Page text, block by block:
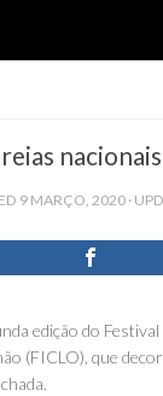
9 MARÇO, 2020 ·
edição do
(FICLO), que